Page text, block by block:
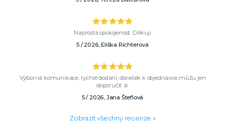
Naprostá spokojenost. Děkuji
5 / 2026, Eliška Richterová
Výborná komunikace, rychlé dodání, dáreček k objednávce..můžu jen
doporučit ☺️
5 / 2026, Jana Šteflová
Zobrazit všechny recenze »